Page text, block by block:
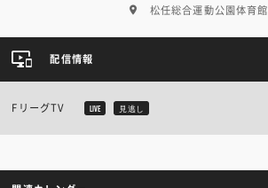
松任総合運動公園体育館
配信情報
FリーグTV LIVE 見逃し